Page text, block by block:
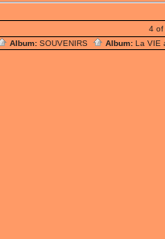
4 of
Album: SOUVENIRS Album: La VIE